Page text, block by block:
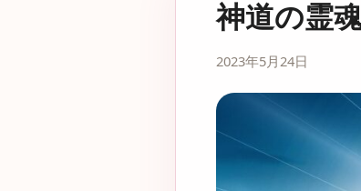
神道の霊
2023年5月24日